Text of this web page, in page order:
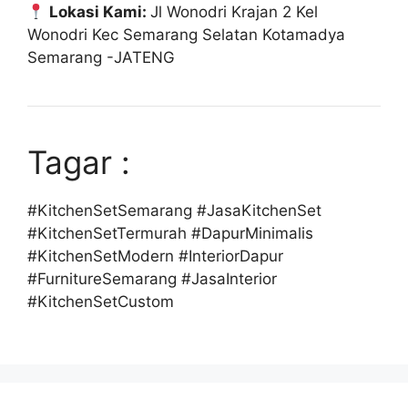
Lokasi Kami:Jl Wonodri Krajan 2 Kel
Wonodri Kec Semarang Selatan Kotamadya
Semarang -JATENG
Tagar :
#KitchenSetSemarang #JasaKitchenSet
#KitchenSetTermurah #DapurMinimalis
#KitchenSetModern #InteriorDapur
#FurnitureSemarang #JasaInterior
#KitchenSetCustom